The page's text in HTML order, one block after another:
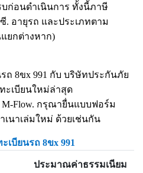
ก่อนดำเนินการ ทั้งนี้ภาษี
. อายุรถ และประเภทตาม
ยกต่างหาก)
รถ 8ขx 991 กับ บริษัทประกันภัย
ะเบียนใหม่ล่าสุด
M-Flow. กรุณายื่นแบบฟอร์ม
เนาเล่มใหม่ ด้วยเช่นกัน
เบียนรถ 8ขx 991
ประมาณค่าธรรมเนียม